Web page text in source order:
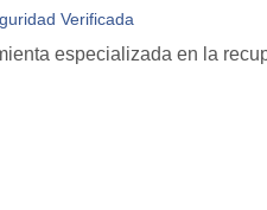
Verificada
especializada en la